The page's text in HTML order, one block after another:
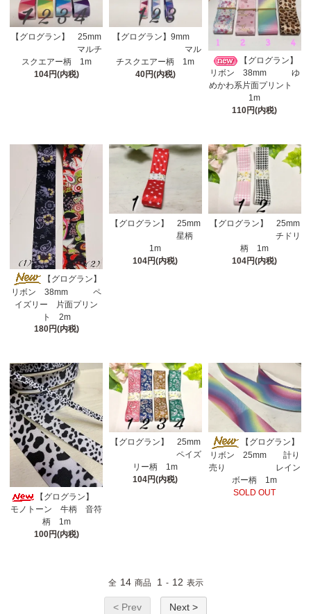
【グログラン】 25mm
マルチ
スクエアー柄 1m
104円(内税)
【グログラン】9mm
マル
チスクエアー柄 1m
40円(内税)
【グログラン】
リボン 38mm ゆ
めかわ系片面プリント
1m
110円(内税)
【グログラン】
リボン 38mm ペ
イズリー 片面プリン
ト 2m
180円(内税)
【グログラン】 25mm
星柄
1m
104円(内税)
【グログラン】 25mm
チドリ
柄 1m
104円(内税)
【グログラン】
モノトーン 牛柄 音符
柄 1m
100円(内税)
【グログラン】 25mm
ペイズ
リー柄 1m
104円(内税)
【グログラン】
リボン 25mm 計り
売り レイン
ボー柄 1m
SOLD OUT
全 14 商品 1 - 12 表示
< Prev Next >